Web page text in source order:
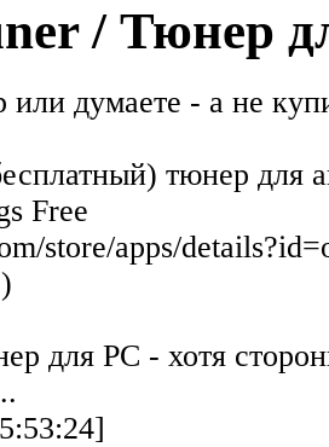
/ Тюнер
или думаете - а не
тюнер для
Free
store/apps/
для РС - хотя